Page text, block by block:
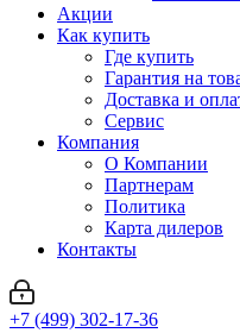
Акции
Как купить
Где купить
Гарантия на
Доставка и
Сервис
Компания
О Компании
Партнерам
Политика
Карта дилеров
Контакты
+7 (499) 302-17-36